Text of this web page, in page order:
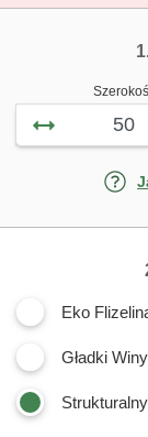
Eko
Gładki